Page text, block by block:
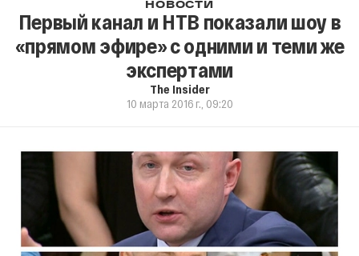
НОВОСТИ
Первый канал и НТВ показали шоу в
«прямом эфире» с одними и теми же
экспертами
The Insider
10 марта 2016 г., 09:20